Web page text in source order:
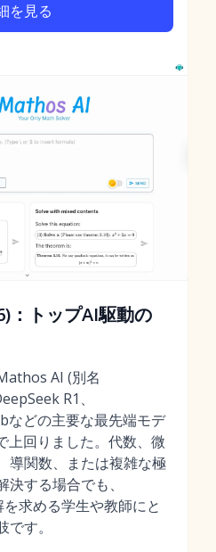
を見る
：トップAI駆動の
AI (別名
R1、
どの主要な最先端モデ
上回りました。代数、微
導関数、または複雑な極
する場合でも、
求める学生や教師にと
す。